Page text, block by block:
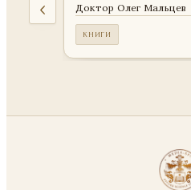
Доктор Олег Мальцев
КНИГИ